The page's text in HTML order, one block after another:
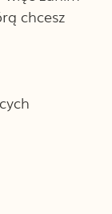
chcesz